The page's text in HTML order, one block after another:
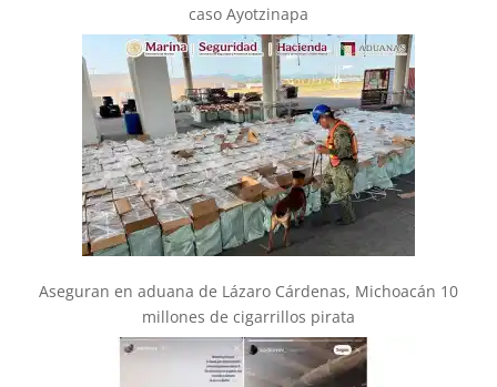
caso Ayotzinapa
Aseguran en aduana de Lázaro Cárdenas, Michoacán 10
millones de cigarrillos pirata